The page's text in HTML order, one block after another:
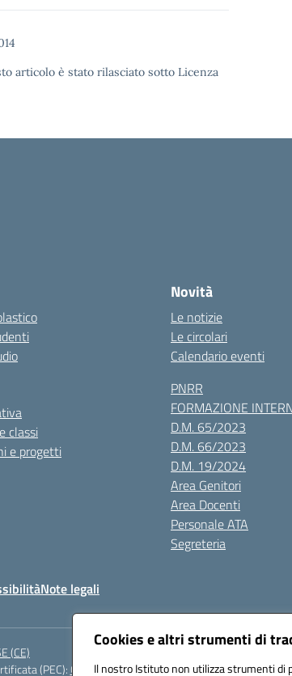
Cookies e altri strumenti di
Il nostro Istituto non utilizza strumenti di
articolo è stato rilasciato sotto Licenza
classi
e progetti
Novità
Le notizie
Le circolari
Calendario eventi
PNRR
FORMAZIONE
D.M. 65/2023
D.M. 66/2023
D.M. 19/2024
Area Genitori
Area Docenti
Personale ATA
Segreteria
Note legali
(CE)
(PEC): CEIC83000V@pec.istruzione.it